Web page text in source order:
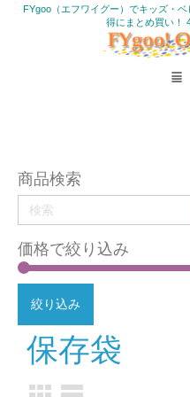
FYgoo（エフワイグー）でキッズ・
得にまとめ買い！
商品検索
価格で絞り込み
絞り込み
保存袋